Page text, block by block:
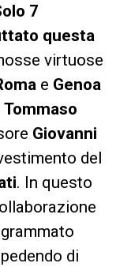
7
questa
virtuose
e Genoa
Tommaso
Giovanni
del
. In questo
di